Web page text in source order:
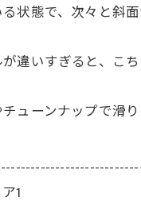
状態で、次々と斜
違いすぎると、こ
ューンナップで滑
1